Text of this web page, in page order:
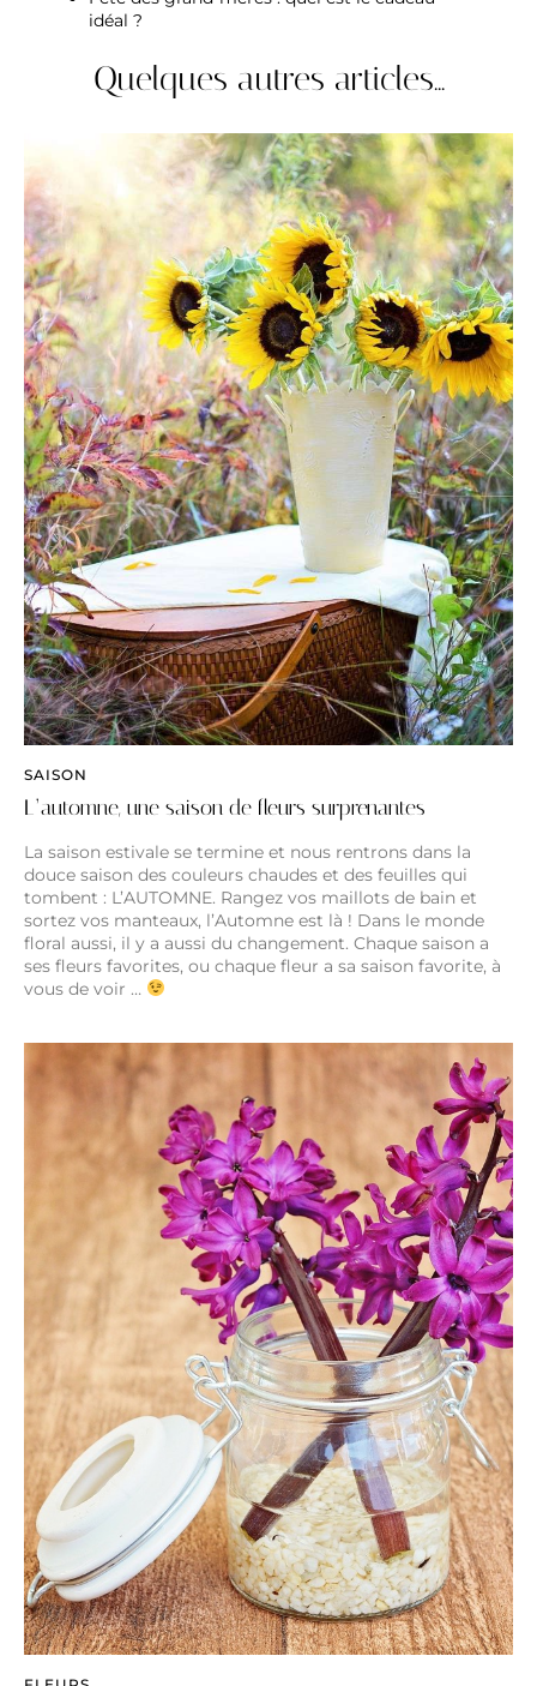
idéal ?
Quelques autres articles...
SAISON
L’automne, une saison de fleurs surprenantes
La saison estivale se termine et nous rentrons dans la
douce saison des couleurs chaudes et des feuilles qui
tombent : L’AUTOMNE. Rangez vos maillots de bain et
sortez vos manteaux, l’Automne est là ! Dans le monde
floral aussi, il y a aussi du changement. Chaque saison a
ses fleurs favorites, ou chaque fleur a sa saison favorite, à
vous de voir …